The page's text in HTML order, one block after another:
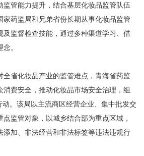
监管能力提升，结合基层化妆品监管队伍
家药监局和兄弟省份长期从事化妆品监管
及监督检查技能，通过多种渠道学习、借
。
省化妆品产业的监管难点，青海省药监
消费安全，推动化妆品市场安全治理，组
动。该局以主流商区经营企业、集中批发交
监管对象，以城乡结合部为重点区域，
添加、非法经营和非法标签等违法违规行